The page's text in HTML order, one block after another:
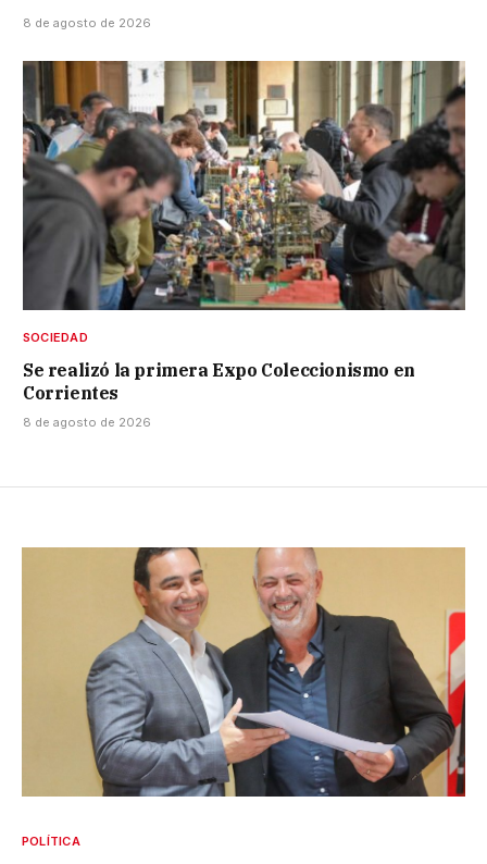
8 de agosto de 2026
SOCIEDAD
Se realizó la primera Expo Coleccionismo en
Corrientes
8 de agosto de 2026
POLÍTICA